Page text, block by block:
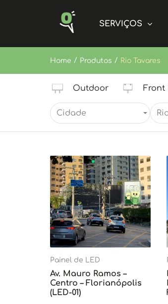
SERVIÇOS
Home / Produtos / Rio Tavares
Outdoor Front
Cidade
Painel de LED
Av. Mauro Ramos –
Centro – Florianópolis
(LED-01)